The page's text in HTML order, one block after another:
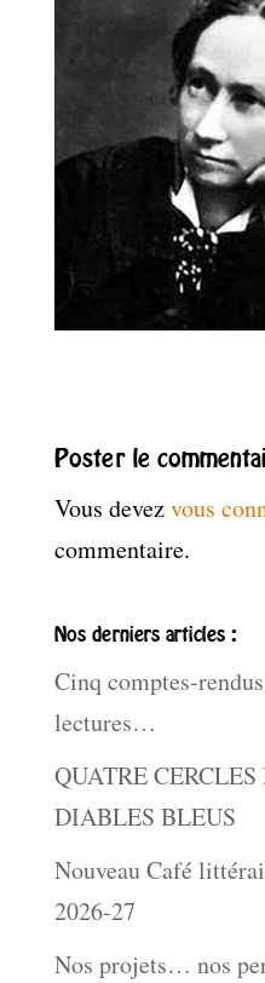
Poster le
Vous devezvous
commentaire.
Nos derniers articles :
Cinq comptes-
lectures…
QUATRE
DIABLES BLEUS
Nouveau Café
2026-27
Nos projets… nos